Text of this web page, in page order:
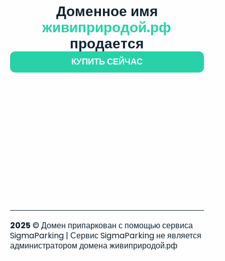
Доменное имя
живиприродой.рф
продается
КУПИТЬ СЕЙЧАС
2025 © Домен припаркован с помощью сервиса
SigmaParking | Сервис SigmaParking не является
администратором домена живиприродой.рф